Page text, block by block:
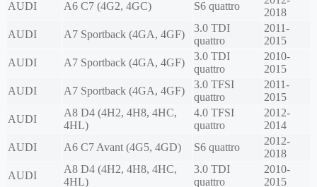
AUDI
A6 C7 (4G2, 4GC) S6 quattro
2018
AUDI
A7 Sportback (4GA, 4GF)
3.0 TDI
quattro
2011-
2015
AUDI
A7 Sportback (4GA, 4GF)
3.0 TDI
quattro
2010-
2015
AUDI
A7 Sportback (4GA, 4GF)
3.0 TFSI
quattro
2011-
2015
AUDI
A8 D4 (4H2, 4H8, 4HC,
4HL)
4.0 TFSI
quattro
2012-
2014
AUDI
A6 C7 Avant (4G5, 4GD) S6 quattro
2012-
2018
AUDI
A8 D4 (4H2, 4H8, 4HC,
4HL)
3.0 TDI
quattro
2010-
2015